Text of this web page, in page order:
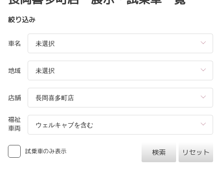
絞り込み
車名
地域
店舗
福祉
車両
試乗車のみ表示 検索 リセット